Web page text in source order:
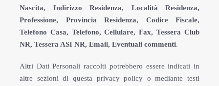
Nascita, Indirizzo Residenza, Località Residenza,
Professione, Provincia Residenza, Codice Fiscale,
Telefono Casa, Telefono, Cellulare, Fax, Tessera Club
NR, Tessera ASI NR, Email, Eventuali commenti.
Altri Dati Personali raccolti potrebbero essere indicati in
altre sezioni di questa privacy policy o mediante testi